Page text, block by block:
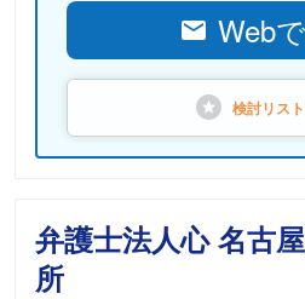
Web
検討リス
弁護士法人心 名古
所